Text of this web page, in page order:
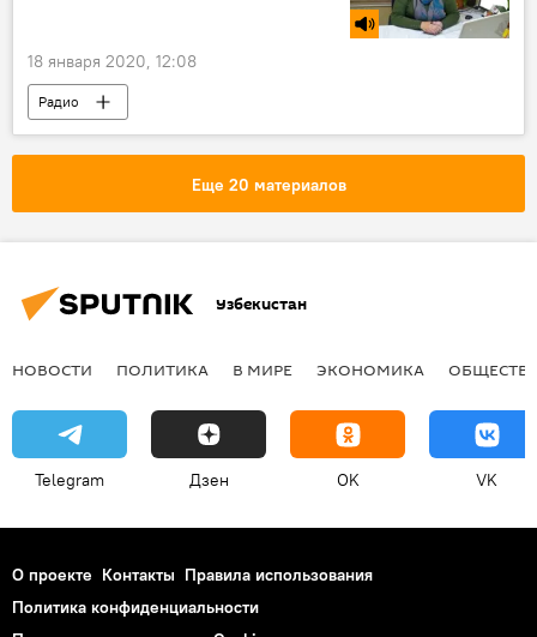
18 января 2020, 12:08
Радио
Еще 20 материалов
Узбекистан
НОВОСТИ ПОЛИТИКА В МИРЕ ЭКОНОМИКА
Telegram Дзен OK VK
О проекте Контакты Правила использования
Политика конфиденциальности